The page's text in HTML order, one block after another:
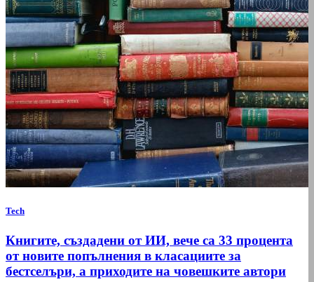
Tech
Книгите, създадени от ИИ, вече са 33 процента
от новите попълнения в класациите за
бестселъри, а приходите на човешките автори